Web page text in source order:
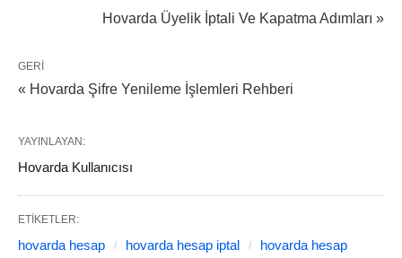
Hovarda Üyelik İptali Ve Kapatma Adımları »
GERI
« Hovarda Şifre Yenileme İşlemleri Rehberi
YAYINLAYAN:
Hovarda Kullanıcısı
ETIKETLER:
hovarda hesap hovarda hesap iptal
hovarda hesap